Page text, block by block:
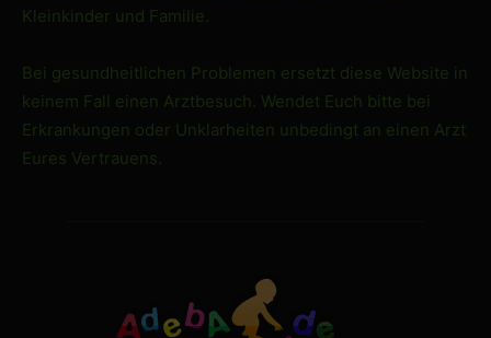
Kleinkinder und Familie.
Bei gesundheitlichen Problemen ersetzt diese Website in
keinem Fall einen Arztbesuch. Wendet Euch bitte bei
Erkrankungen oder Unklarheiten unbedingt an einen Arzt
Eures Vertrauens.